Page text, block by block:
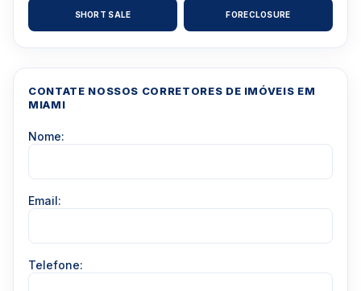
SHORT SALE FORECLOSURE
CONTATE NOSSOS CORRETORES DE IMÓVEIS EM
MIAMI
Nome:
Email:
Telefone: